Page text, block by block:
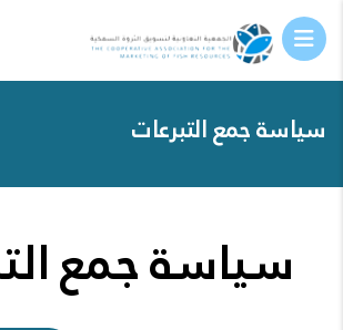
سياسة جمع التبرعات
سياسة جمع